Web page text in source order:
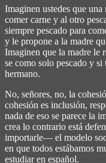
Imaginen ustedes que
comer carne y al otro
siempre pescado para
y le propone a la madre
Imaginen que la madre le
se como solo pescado y si
hermano.
No, señores, no, la
cohesión es inclusión,
nada de eso se parece la
crea lo contrario está
importarle― el modelo
en que todos estábamos
estudiar en español.